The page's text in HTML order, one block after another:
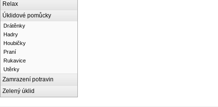
Relax
Úklidové pomůcky
Drátěnky
Hadry
Houbičky
Praní
Rukavice
Utěrky
Zamrazení potravin
Zelený úklid